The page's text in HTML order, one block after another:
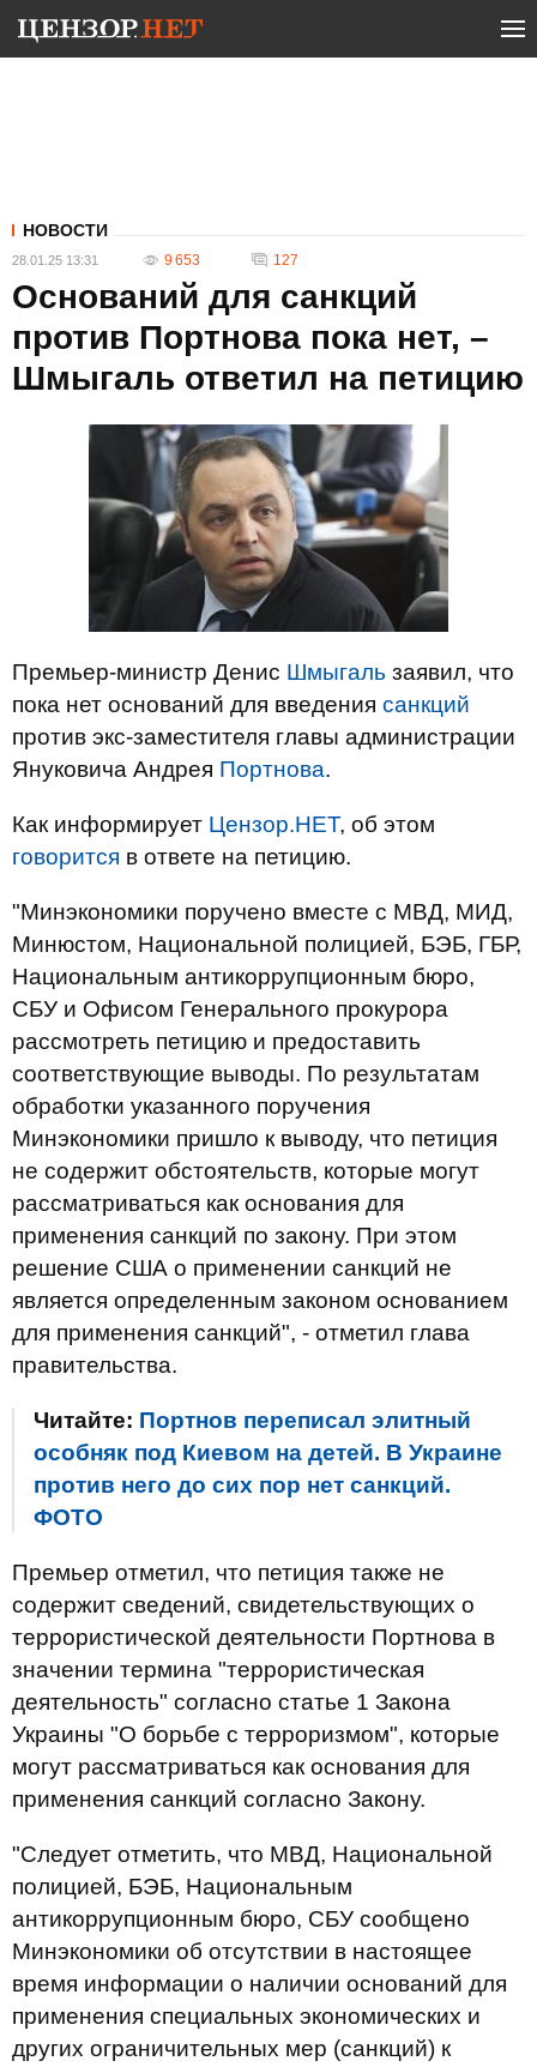
НОВОСТИ
28.01.25 13:31 9 653 127
Оснований для санкций
против Портнова пока нет, –
Шмыгаль ответил на петицию
Премьер-министр Денис Шмыгаль заявил, что
пока нет оснований для введения санкций
против экс-заместителя главы администрации
Януковича Андрея Портнова.
Как информирует Цензор.НЕТ, об этом
говорится в ответе на петицию.
"Минэкономики поручено вместе с МВД, МИД,
Минюстом, Национальной полицией, БЭБ, ГБР,
Национальным антикоррупционным бюро,
СБУ и Офисом Генерального прокурора
рассмотреть петицию и предоставить
соответствующие выводы. По результатам
обработки указанного поручения
Минэкономики пришло к выводу, что петиция
не содержит обстоятельств, которые могут
рассматриваться как основания для
применения санкций по закону. При этом
решение США о применении санкций не
является определенным законом основанием
для применения санкций", - отметил глава
правительства.
Читайте: Портнов переписал элитный
особняк под Киевом на детей. В Украине
против него до сих пор нет санкций.
ФОТО
Премьер отметил, что петиция также не
содержит сведений, свидетельствующих о
террористической деятельности Портнова в
значении термина "террористическая
деятельность" согласно статье 1 Закона
Украины "О борьбе с терроризмом", которые
могут рассматриваться как основания для
применения санкций согласно Закону.
"Следует отметить, что МВД, Национальной
полицией, БЭБ, Национальным
антикоррупционным бюро, СБУ сообщено
Минэкономики об отсутствии в настоящее
время информации о наличии оснований для
применения специальных экономических и
других ограничительных мер (санкций) к